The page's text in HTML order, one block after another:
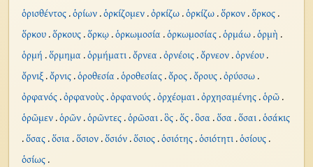
ὁρισθέντος.ὁρίων.ὁρκίζομεν.ὀρκίζω.ὁρκίζω.ὅρκον.ὅρκος.
ὅρκου.ὅρκους.ὅρκῳ.ὁρκωμοσία .ὁρκωμοσίας.ὁρμάω.ὁρμὴ .
ὁρμή .ὅρμημα .ὁρμήματι.ὄρνεα .ὀρνέοις.ὄρνεον.ὀρνέου.
ὄρνιξ.ὄρνις.ὁροθεσία .ὁροθεσίας.ὄρος.ὄρους.ὀρύσσω.
ὀρφανός.ὀρφανοὺς.ὀρφανούς.ὀρχέομαι.ὀρχησαμένης.ὁρῶ.
ὁρῶμεν.ὁρῶν.ὁρῶντες.ὁρῶσαι.ὃς.ὅς.ὃσα .ὅσα .ὅσαι.ὁσάκις
.ὅσας.ὅσια .ὅσιον.ὅσιόν.ὅσιος.ὁσιότης.ὁσιότητι.ὁσίους.
ὁσίως.